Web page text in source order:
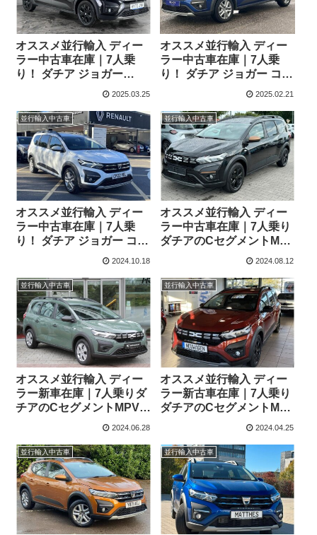
オススメ並行輸入 ディー
ラー中古車在庫｜7人乗
り！ ダチア ジョガー
Extreme SE TCe110 6MT
2025.03.25
オススメ並行輸入 ディー
ラー中古車在庫｜7人乗
り！ ダチア ジョガー コン
フォート TCe110 6MT 右
2025.02.21
並行輸入中古車
オススメ並行輸入 ディー
ラー中古車在庫｜7人乗
り！ ダチア ジョガー コン
フォート TCe110 6MT 右
2024.10.18
並行輸入中古車
オススメ並行輸入 ディー
ラー中古車在庫｜7人乗り
ダチアのCセグメントMPV
モデル ダチア ジョガー エ
6MT 左ハンドル
2024.08.12
並行輸入中古車
オススメ並行輸入 ディー
ラー新車在庫｜7人乗りダ
チアのCセグメントMPVモ
デル ダチア ジョガー エッ
左ハンドル
2024.06.28
並行輸入中古車
オススメ並行輸入 ディー
ラー新古車在庫｜7人乗り
ダチアのCセグメントMPV
モデル ダチア ジョガー エ
6MT 左ハンドル
2024.04.25
並行輸入中古車 並行輸入中古車